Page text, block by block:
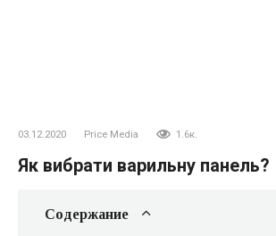
03.12.2020 Price Media 1.6к.
Як вибрати варильну панель?
Содержание